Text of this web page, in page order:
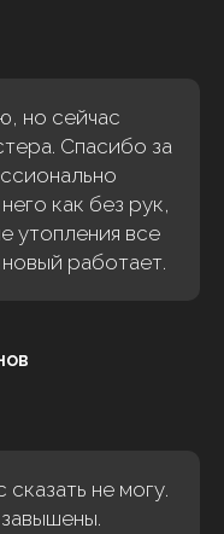
но сейчас
Спасибо за
как без рук,
утопления все
работает.
не могу.